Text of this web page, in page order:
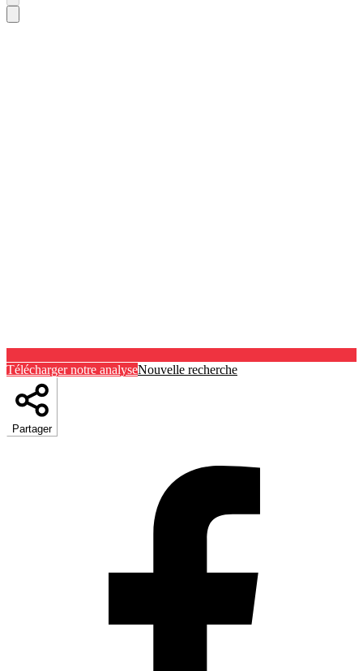
Télécharger notre analyseNouvelle recherche
Partager